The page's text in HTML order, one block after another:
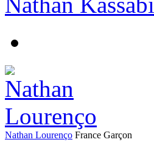
Nathan Lourenço France Garçon